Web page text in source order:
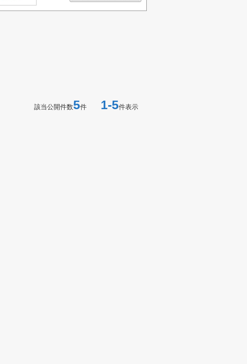
該当公開件数5件 1-5件表示